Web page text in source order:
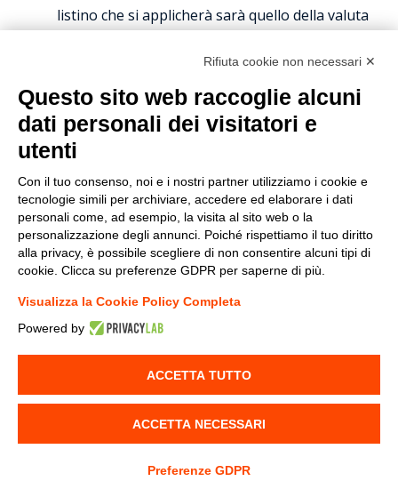
listino che si applicherà sarà quello della valuta
da Microsoft stessa, per cui il Cliente deve
rifarsi agli SLA Microsoft per qualsiasi esigenza
di continuità del servizio. Il Cliente accetta fin da
subito la completa estraneità di DBLC in merito
alla durata, efficienza e funzionamento degli
SLA Microsoft, sui quali DBLC nulla può
opporre, sindacare o modificare. Il Cliente
ritiene DBLC manlevata da qualsiasi
conseguenza, disservizio, incomprensione degli
SLA, mancato rispetto degli SLA da parte di
Microsoft o di eventuali terze parti.
La proprietà dei Dati rimane di esclusiva
pertinenza del Cliente, in quanto Titolare dei
dati, il quale ne è inequivocabilmente anche
responsabile della gestione e della
Rifiuta cookie non necessari ✕
Questo sito web raccoglie alcuni
dati personali dei visitatori e
utenti
Con il tuo consenso, noi e i nostri partner utilizziamo i cookie e
tecnologie simili per archiviare, accedere ed elaborare i dati
personali come, ad esempio, la visita al sito web o la
personalizzazione degli annunci. Poiché rispettiamo il tuo diritto
alla privacy, è possibile scegliere di non consentire alcuni tipi di
cookie. Clicca su preferenze GDPR per saperne di più.
Visualizza la Cookie Policy Completa
Powered by
ACCETTA TUTTO
ACCETTA NECESSARI
Preferenze GDPR